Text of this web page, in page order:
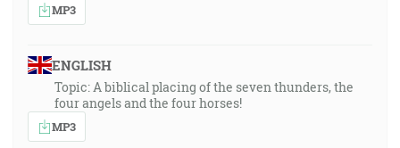
MP3
ENGLISH
Topic: A biblical placing of the seven thunders, the
four angels and the four horses!
MP3